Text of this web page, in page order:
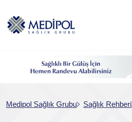
Medipol Sağlık Grubu Sağlık Rehberi